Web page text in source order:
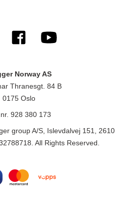
Norway AS
Thranesgt. 84 B
0175 Oslo
928 380 173
group A/S, Islevdalvej 151, 2610
All Rights Reserved.